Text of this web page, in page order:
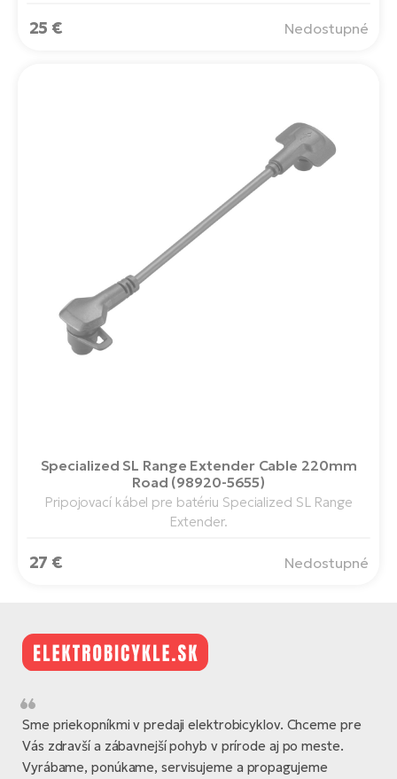
25 € Nedostupné
Specialized SL Range Extender Cable 220mm
Road (98920-5655)
Pripojovací kábel pre batériu Specialized SL Range
Extender.
27 € Nedostupné
Sme priekopníkmi v predaji elektrobicyklov. Chceme pre
Vás zdravší a zábavnejší pohyb v prírode aj po meste.
Vyrábame, ponúkame, servisujeme a propagujeme